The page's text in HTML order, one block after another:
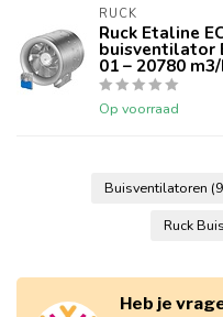
RUCK
Ruck Etaline
buisventilator
01 – 20780
Op voorraad
Buisventilatoren
Ruck
Heb je